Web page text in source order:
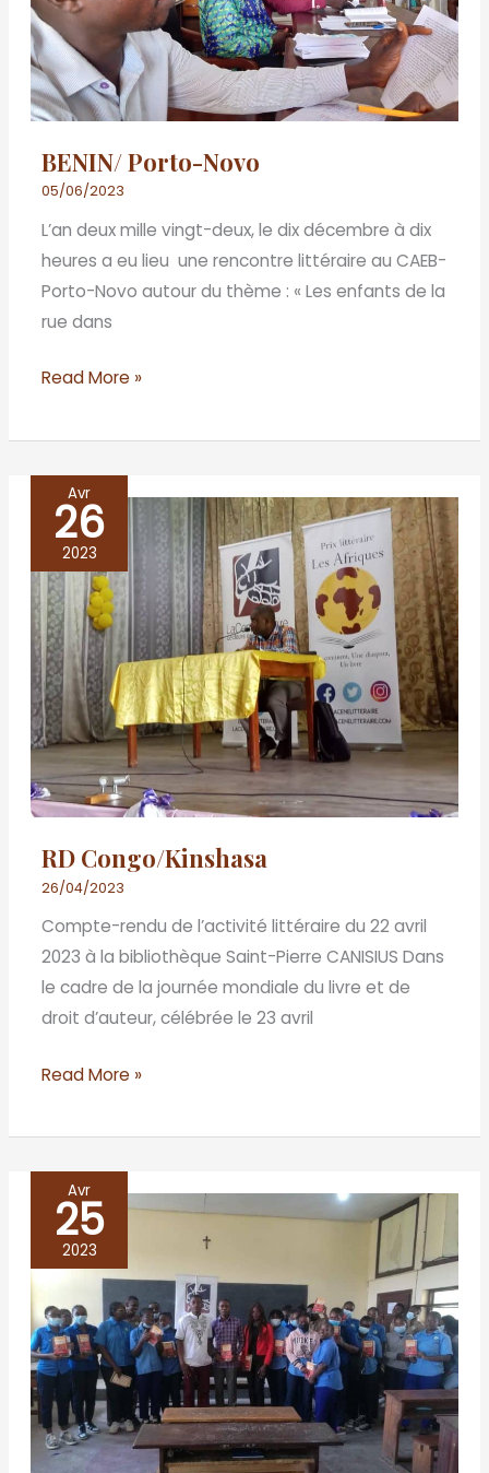
BENIN/ Porto-Novo
05/06/2023
L’an deux mille vingt-deux, le dix décembre à dix
heures a eu lieu une rencontre littéraire au CAEB-
Porto-Novo autour du thème : « Les enfants de la
rue dans
Read More »
Avr
26
2023
RD Congo/Kinshasa
26/04/2023
Compte-rendu de l’activité littéraire du 22 avril
2023 à la bibliothèque Saint-Pierre CANISIUS Dans
le cadre de la journée mondiale du livre et de
droit d’auteur, célébrée le 23 avril
RD
Congo/Kinshasa
Read More »
Avr
25
2023
République